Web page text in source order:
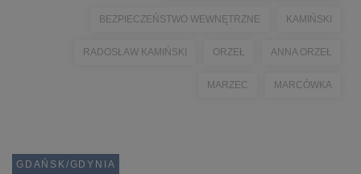
BEZPIECZEŃSTWO WEWNĘTRZNE KAMIŃSKI
RADOSŁAW KAMIŃSKI ORZEŁ ANNA ORZEŁ
MARZEC MARCÓWKA
GDAŃSK/GDYNIA